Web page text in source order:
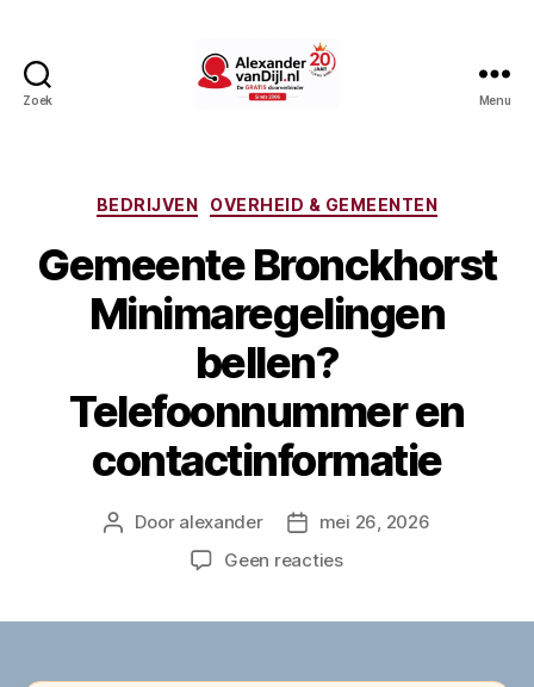
Zoek Menu
Categorieën
BEDRIJVEN OVERHEID & GEMEENTEN
Gemeente Bronckhorst
Minimaregelingen
bellen?
Telefoonnummer en
contactinformatie
Berichtauteur
Door alexander Berichtdatum
mei 26, 2026
Geen reactiesop